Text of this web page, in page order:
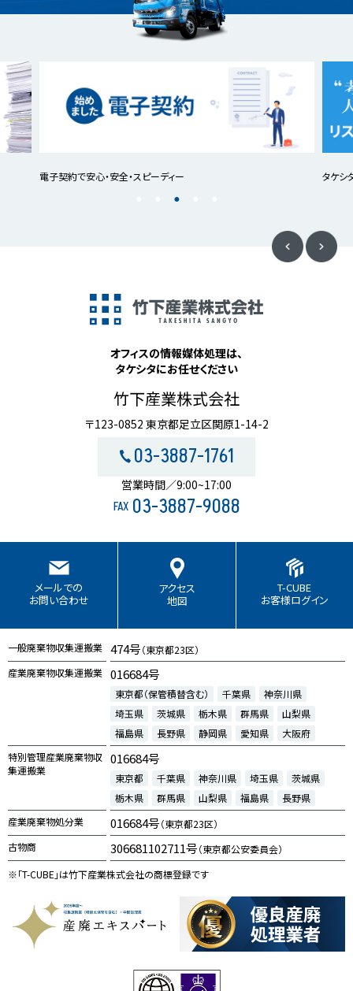
電子契約で安心・安全・スピーディー タケシ
オフィスの情報媒体処理は、
タケシタにお任せください
竹下産業株式会社
〒123-0852 東京都足立区関原1-14-2
03-3887-1761
営業時間／9:00~17:00
FAX 03-3887-9088
メールでの
お問い合わせ
アクセス
地図
T-CUBE
お客様ログイン
一般廃棄物収集運搬業 474号（東京都23区）
産業廃棄物収集運搬業 016684号
東京都（保管積替含む） 千葉県
神奈川県
埼玉県
茨城県 栃木県 群馬県
山梨県
福島県
長野県 静岡県 愛知県
大阪府
特別管理産業廃棄物収
集運搬業
016684号
東京都 千葉県 神奈川県 埼玉県
茨城県
栃木県
群馬県 山梨県 福島県
長野県
産業廃棄物処分業
016684号（東京都23区）
古物商
306681102711号（東京都公安委員会）
※「T-CUBE」は竹下産業株式会社の商標登録です